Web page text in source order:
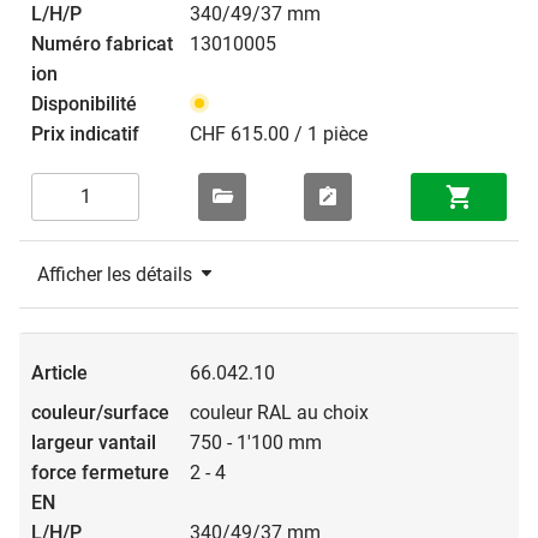
340/49/37 mm
13010005
CHF 615.00 / 1 pièce
Afficher les détails
66.042.10
couleur RAL au choix
750 - 1'100 mm
2 - 4
340/49/37 mm